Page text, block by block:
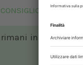
CONSIGLIO DIRETTIVO
in contatto